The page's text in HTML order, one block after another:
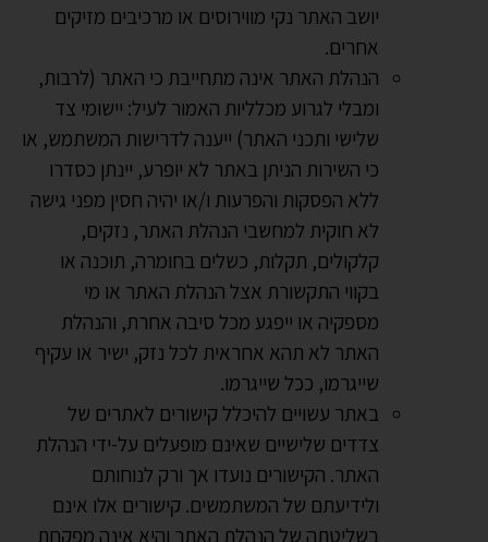
יושב האתר נקי מווירוסים או מרכיבים מזיקים
אחרים.
הנהלת האתר אינה מתחייבת כי האתר (לרבות,
ומבלי לגרוע מכלליות האמור לעיל: יישומי צד
שלישי ותכני האתר) ייענה לדרישות המשתמש, או
כי השירות הניתן באתר לא יופרע, יינתן כסדרו
ללא הפסקות והפרעות ו/או יהיה חסין מפני גישה
לא חוקית למחשבי הנהלת האתר, נזקים,
קלקולים, תקלות, כשלים בחומרה, תוכנה או
בקווי התקשורת אצל הנהלת האתר או מי
מספקיה או ייפגע מכל סיבה אחרת, והנהלת
האתר לא תהא אחראית לכל נזק, ישיר או עקיף
שייגרמו, ככל שייגרמו.
באתר עשויים להיכלל קישורים לאתרים של
צדדים שלישיים שאינם מופעלים על-ידי הנהלת
האתר. הקישורים נועדו אך ורק לנוחותם
ולידיעתם של המשתמשים. קישורים אלו אינם
בשליטתה של הנהלת האתר והיא אינה מפקחת